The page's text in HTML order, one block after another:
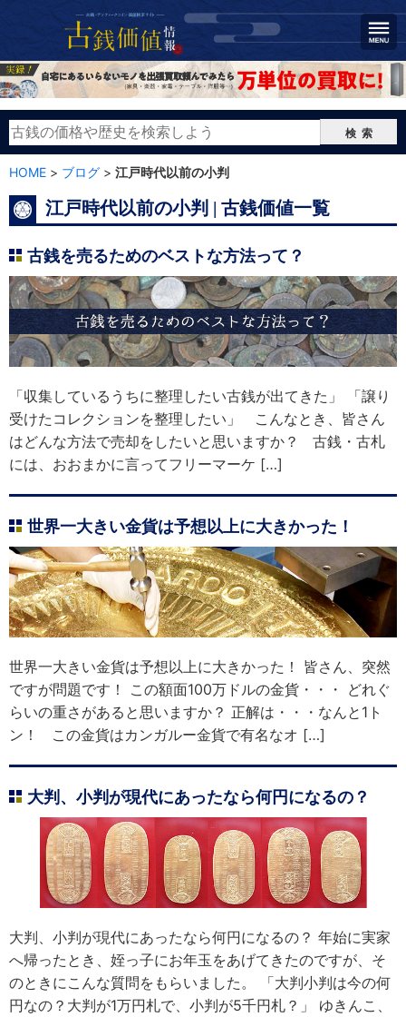
検索
HOME > ブログ > 江戸時代以前の小判
江戸時代以前の小判 | 古銭価値一覧
古銭を売るためのベストな方法って？
「収集しているうちに整理したい古銭が出てきた」 「譲り
受けたコレクションを整理したい」 こんなとき、皆さん
はどんな方法で売却をしたいと思いますか？ 古銭・古札
には、おおまかに言ってフリーマーケ […]
世界一大きい金貨は予想以上に大きかった！
世界一大きい金貨は予想以上に大きかった！ 皆さん、突然
ですが問題です！ この額面100万ドルの金貨・・・ どれぐ
らいの重さがあると思いますか？ 正解は・・・なんと1ト
ン！ この金貨はカンガルー金貨で有名なオ […]
大判、小判が現代にあったなら何円になるの？
大判、小判が現代にあったなら何円になるの？ 年始に実家
へ帰ったとき、姪っ子にお年玉をあげてきたのですが、そ
のときにこんな質問をもらいました。 「大判小判は今の何
円なの？大判が1万円札で、小判が5千円札？」 ゆきんこ、